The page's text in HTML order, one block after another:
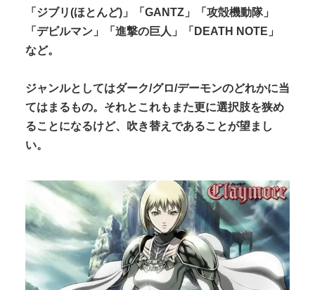
「ジブリ(ほとんど)」「GANTZ」「攻殻機動隊」
「デビルマン」「進撃の巨人」「DEATH NOTE」
など。
ジャンルとしてはダーク/グロ/デーモンのどれかに当
てはまるもの。それとこれもまた更に選択肢を狭め
ることになるけど、吹き替えであることが望まし
い。